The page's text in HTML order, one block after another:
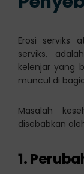
Erosi serviks
serviks,
kelenjar yang
muncul di
Masalah
disebabkan
1.